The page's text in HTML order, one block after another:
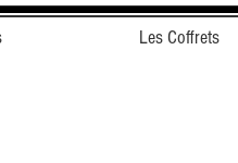
Les Coffrets